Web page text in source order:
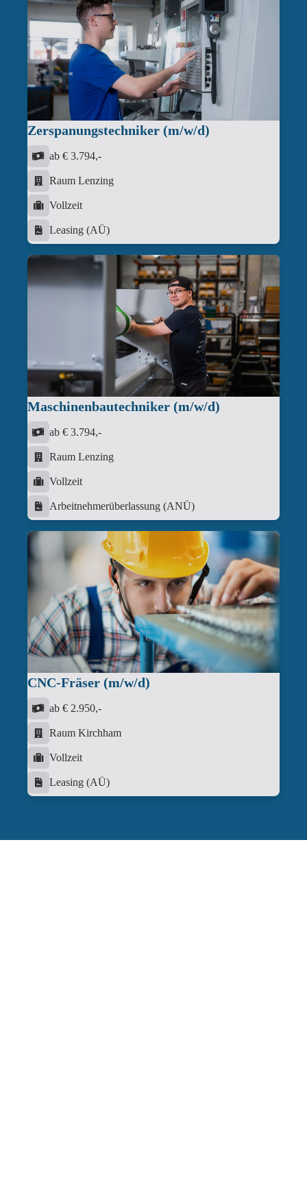
Zerspanungstechniker (m/w/d)
ab € 3.794,-
Raum Lenzing
Vollzeit
Leasing (AÜ)
Maschinenbautechniker (m/w/d)
ab € 3.794,-
Raum Lenzing
Vollzeit
Arbeitnehmerüberlassung (ANÜ)
CNC-Fräser (m/w/d)
ab € 2.950,-
Raum Kirchham
Vollzeit
Leasing (AÜ)